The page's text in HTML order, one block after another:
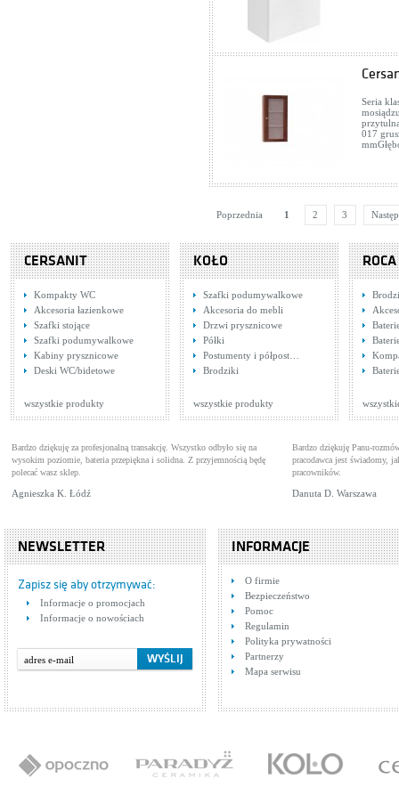
Seria
017
Poprzednia 1 2 3
CERSANIT
Kompakty WC
Akcesoria łazienkowe
Szafki stojące
Szafki podumywalkowe
Kabiny prysznicowe
Deski WC/bidetowe
wszystkie produkty
KOŁO
Szafki podumywalkowe
Akcesoria do mebli
Drzwi prysznicowe
Półki
Postumenty i półpost…
Brodziki
wszystkie produkty
ROCA
Bardzo dziękuję za profesjonalną transakcję. Wszystko odbyło się na
wysokim poziomie, bateria przepiękna i solidna. Z przyjemnością będę
polecać wasz sklep.
Agnieszka K. Łódź
Bardzo dziękuję Panu-
pracodawca jest świadomy,
pracowników.
Danuta D. Warszawa
NEWSLETTER
Zapisz się aby otrzymywać:
Informacje o promocjach
Informacje o nowościach
INFORMACJE
O firmie
Bezpieczeństwo
Pomoc
Regulamin
Polityka prywatności
Partnerzy
Mapa serwisu